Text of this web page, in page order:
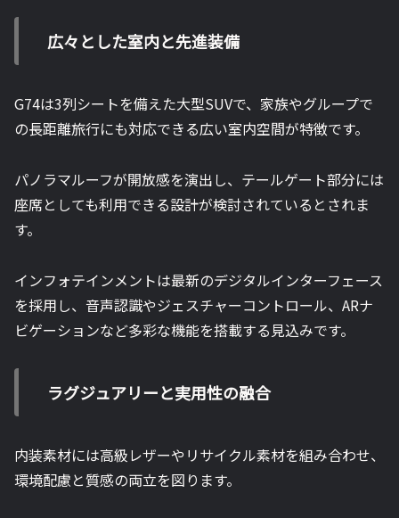
広々とした室内と先進装備
G74は3列シートを備えた大型SUVで、家族やグループで
の長距離旅行にも対応できる広い室内空間が特徴です。
パノラマルーフが開放感を演出し、テールゲート部分には
座席としても利用できる設計が検討されているとされま
す。
インフォテインメントは最新のデジタルインターフェース
を採用し、音声認識やジェスチャーコントロール、ARナ
ビゲーションなど多彩な機能を搭載する見込みです。
ラグジュアリーと実用性の融合
内装素材には高級レザーやリサイクル素材を組み合わせ、
環境配慮と質感の両立を図ります。